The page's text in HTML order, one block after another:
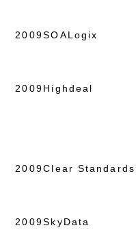
2009SOALogix
2009Highdeal
2009Clear Standards
2009SkyData